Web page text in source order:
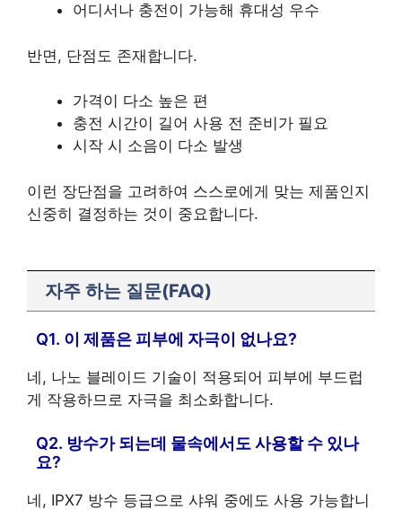
어디서나 충전이 가능해 휴대성 우수
반면, 단점도 존재합니다.
가격이 다소 높은 편
충전 시간이 길어 사용 전 준비가 필요
시작 시 소음이 다소 발생
이런 장단점을 고려하여 스스로에게 맞는 제품인지
신중히 결정하는 것이 중요합니다.
자주 하는 질문(FAQ)
Q1. 이 제품은 피부에 자극이 없나요?
네, 나노 블레이드 기술이 적용되어 피부에 부드럽
게 작용하므로 자극을 최소화합니다.
Q2. 방수가 되는데 물속에서도 사용할 수 있나
요?
네, IPX7 방수 등급으로 샤워 중에도 사용 가능합니